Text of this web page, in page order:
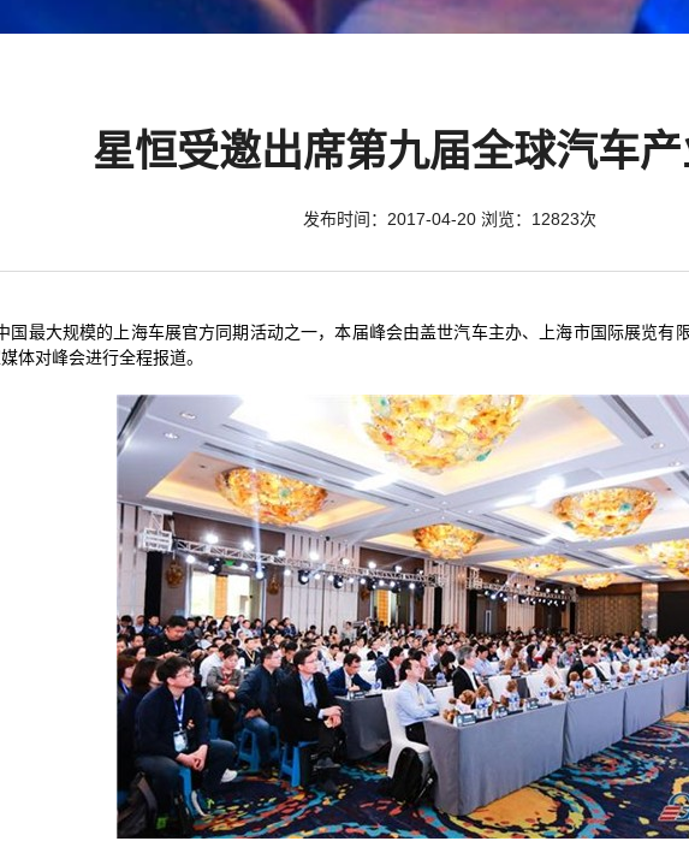
星恒受邀出席第九届全球汽车
发布时间：2017-04-20 浏览：12823次
国最大规模的上海车展官方同期活动之一，本届峰会由盖世汽车主办、上海市国际展览有
体对峰会进行全程报道。